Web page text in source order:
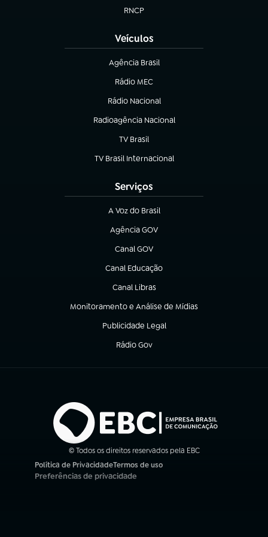
RNCP
(abre em nova aba)
Veículos
Agência Brasil
(abre em nova aba)
Rádio MEC
Rádio Nacional
(abre em nova aba)
Radioagência Nacional
(abre em nova aba)
TV Brasil
(abre em nova aba)
TV Brasil Internacional
(abre em nova aba)
Serviços
A Voz do Brasil
(abre em nova aba)
Agência GOV
(abre em nova aba)
Canal GOV
(abre em nova aba)
Canal Educação
(abre em nova aba)
Canal Libras
(abre em nova aba)
Monitoramento e Análise de Mídias
(abre em nova aba)
Publicidade Legal
(abre em nova aba)
Rádio Gov
(abre em nova aba)
© Todos os direitos reservados pela EBC
Política de Privacidade
(abre em nova aba)
Termos de uso
(abre em nova aba)
Preferências de privacidade